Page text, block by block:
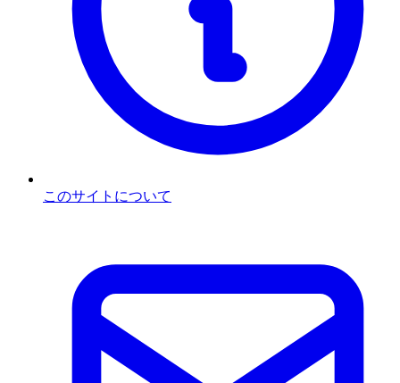
このサイトについて